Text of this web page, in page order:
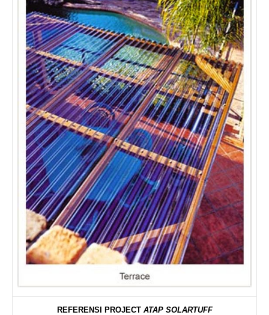
REFERENSI PROJECT ATAP SOLARTUFF